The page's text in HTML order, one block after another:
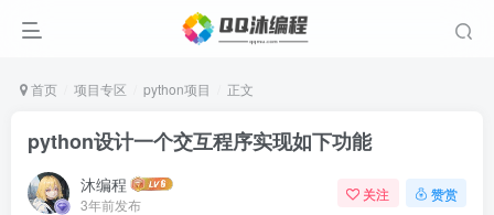
首页 项目专区 python项目 正文
python设计一个交互程序实现如下功能
沐编程
3年前发布
关注 赞赏